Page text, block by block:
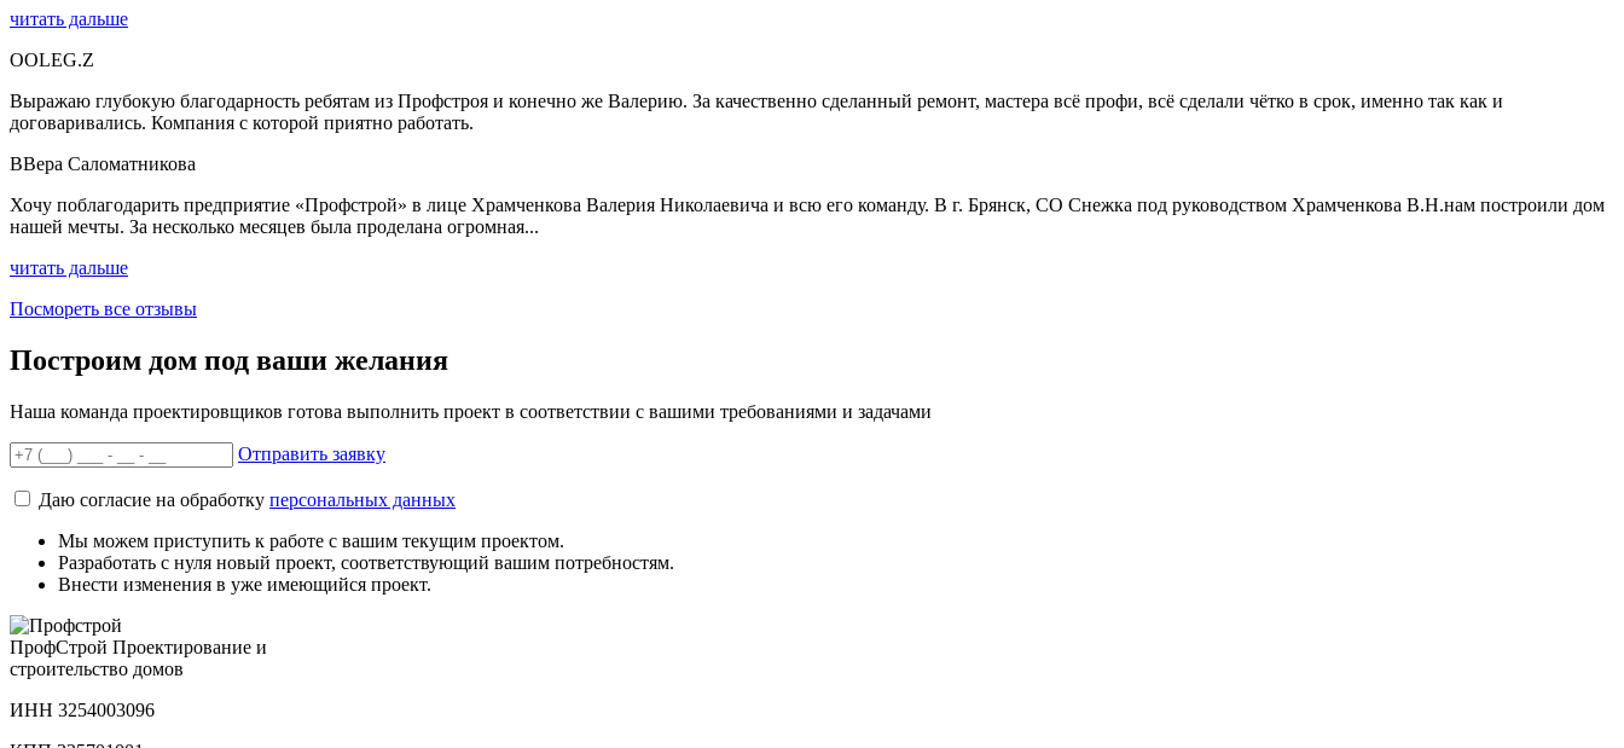
читать дальше
OOLEG.Z
Выражаю глубокую благодарность ребятам из Профстроя и конечно же Валерию. За качественно сделанный ремонт, мастера всё профи, всё сделали чётко в срок, именно так как и
договаривались. Компания с которой приятно работать.
ВВера Саломатникова
Хочу поблагодарить предприятие «Профстрой» в лице Храмченкова Валерия Николаевича и всю его команду. В г. Брянск, СО Снежка под руководством Храмченкова В.Н.нам построили дом
нашей мечты. За несколько месяцев была проделана огромная...
читать дальше
Посмореть все отзывы
Построим дом под ваши желания
Наша команда проектировщиков готова выполнить проект в соответствии с вашими требованиями и задачами
Отправить заявку
Даю согласие на обработку персональных данных
Мы можем приступить к работе с вашим текущим проектом.
Разработать с нуля новый проект, соответствующий вашим потребностям.
Внести изменения в уже имеющийся проект.
ПрофСтрой Проектирование и
строительство домов
ИНН 3254003096